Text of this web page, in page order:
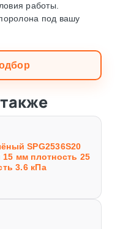
работы.
под вашу
SPG2536S20
мм плотность 25
3.6 кПа